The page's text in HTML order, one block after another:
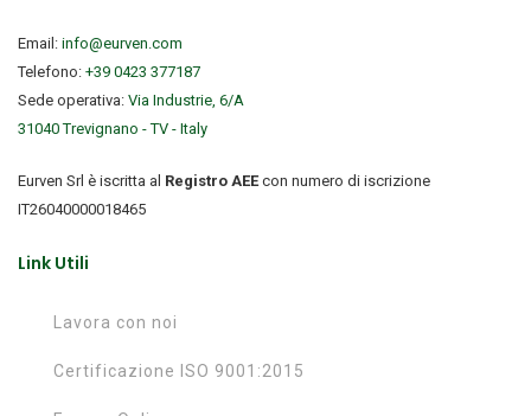
Email: info@eurven.com
Telefono: +39 0423 377187
Sede operativa: Via Industrie, 6/A
31040 Trevignano - TV - Italy
Eurven Srl è iscritta al Registro AEEcon numero di iscrizione
IT26040000018465
Link Utili
Lavora con noi
Certificazione ISO 9001:2015